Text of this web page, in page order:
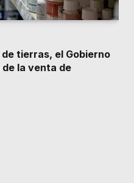
tierras, el Gobierno
la venta de